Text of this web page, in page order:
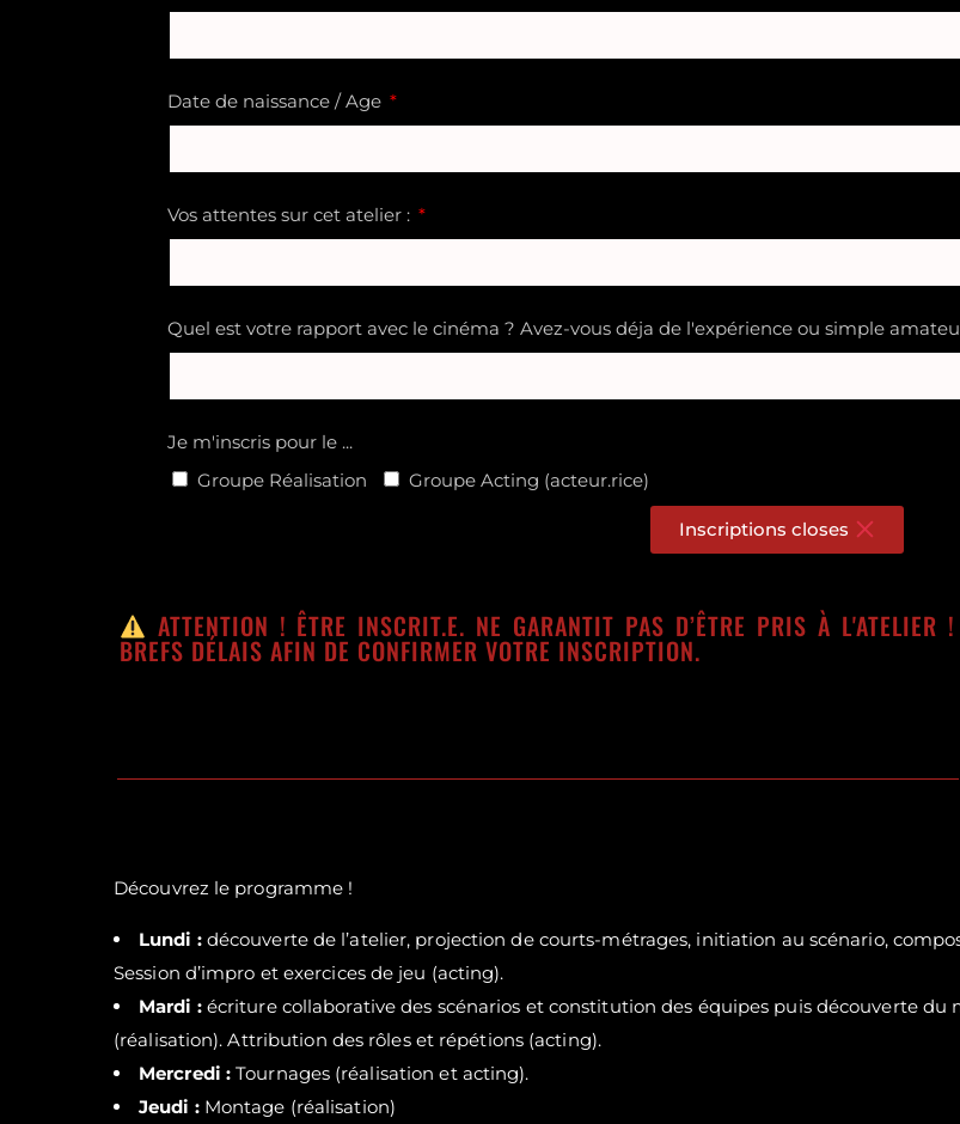
Date de naissance / Age
Vos attentes sur cet atelier :
Quel est votre rapport avec le cinéma ? Avez-vous déja de l'expérience ou simple
Je m'inscris pour le ...
Groupe Réalisation
Groupe Acting (acteur.rice)
Inscriptions closes
ATTENTION ! ÊTRE INSCRIT.E. NE GARANTIT PAS D’ÊTRE PRIS À L'ATELIER
BREFS DÉLAIS AFIN DE CONFIRMER VOTRE INSCRIPTION.
Découvrez le programme !
Lundi :découverte de l’atelier, projection de courts-métrages, initiation au scénario,
Session d’impro et exercices de jeu (acting).
Mardi :écriture collaborative des scénarios et constitution des équipes puis découverte du
(réalisation). Attribution des rôles et répétions (acting).
Mercredi : Tournages (réalisation et acting).
Jeudi :Montage (réalisation)